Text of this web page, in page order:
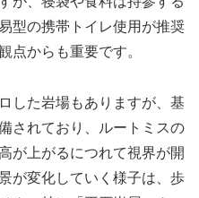
型の携帯トイレ使用が推奨
点からも重要です。
した岩場もありますが、基
されており、ルートミスの
が上がるにつれて視界が開
が変化していく様子は、歩